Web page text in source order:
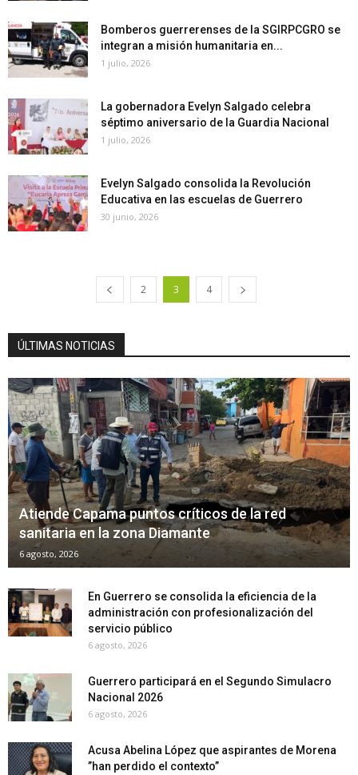
Bomberos guerrerenses de la SGIRPCGRO se
integran a misión humanitaria en...
1 julio, 2026
La gobernadora Evelyn Salgado celebra
séptimo aniversario de la Guardia Nacional
1 julio, 2026
Evelyn Salgado consolida la Revolución
Educativa en las escuelas de Guerrero
30 junio, 2026
2 3 4
ÚLTIMAS NOTICIAS
Atiende Capama puntos críticos de la red
sanitaria en la zona Diamante
6 agosto, 2026
En Guerrero se consolida la eficiencia de la
administración con profesionalización del
servicio público
6 agosto, 2026
Guerrero participará en el Segundo Simulacro
Nacional 2026
6 agosto, 2026
Acusa Abelina López que aspirantes de Morena
”han perdido el contexto”